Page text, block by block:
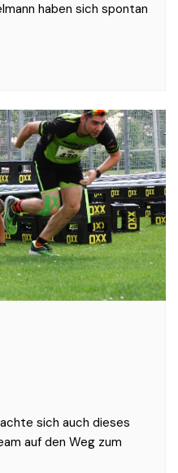
haben sich spontan
sich auch dieses
auf den Weg zum